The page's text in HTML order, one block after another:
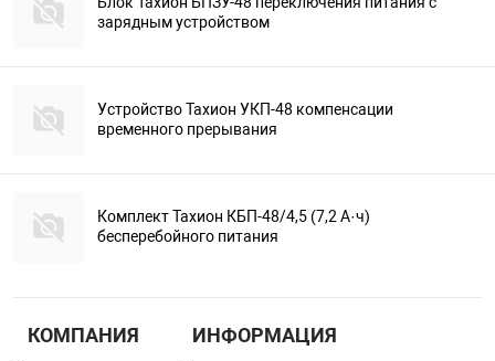
зарядным устройством
Устройство Тахион УКП-48 компенсации
временного прерывания
Комплект Тахион КБП-48/4,5 (7,2 А·ч)
бесперебойного питания
КОМПАНИЯ ИНФОРМАЦИЯ